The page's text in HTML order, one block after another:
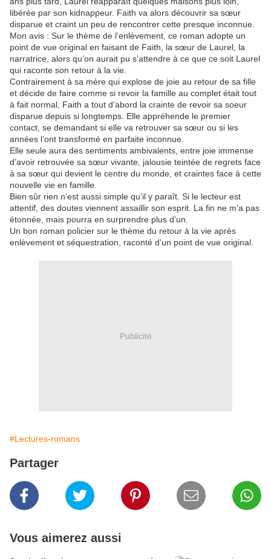
libérée par son kidnappeur. Faith va alors découvrir sa sœur
disparue et craint un peu de rencontrer cette presque inconnue.
Mon avis : Sur le thème de l’enlèvement, ce roman adopte un
point de vue original en faisant de Faith, la sœur de Laurel, la
narratrice, alors qu’on aurait pu s’attendre à ce que ce soit Laurel
qui raconte son retour à la vie.
Contrairement à sa mère qui explose de joie au retour de sa fille
et décide de faire comme si revoir la famille au complet était tout
à fait normal, Faith a tout d’abord la crainte de revoir sa soeur
disparue depuis si longtemps. Elle appréhende le premier
contact, se demandant si elle va retrouver sa sœur ou si les
années l’ont transformé en parfaite inconnue.
Elle seule aura des sentiments ambivalents, entre joie immense
d’avoir retrouvée sa sœur vivante, jalousie teintée de regrets face
à sa sœur qui devient le centre du monde, et craintes face à cette
nouvelle vie en famille.
Bien sûr rien n’est aussi simple qu’il y paraît. Si le lecteur est
attentif, des doutes viennent assaillir son esprit. La fin ne m’a pas
étonnée, mais pourra en surprendre plus d’un.
Un bon roman policier sur le thème du retour à la vie après
enlèvement et séquestration, raconté d’un point de vue original.
Publicité
#Lectures-romans
Partager
Vous aimerez aussi